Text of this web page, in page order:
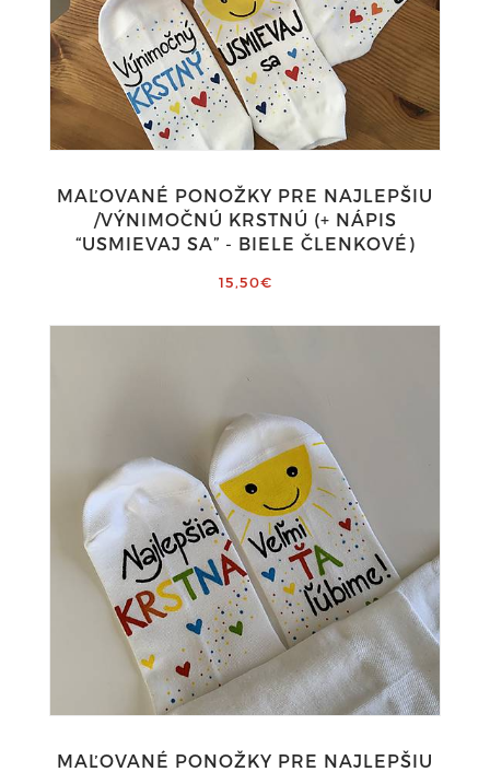
MAĽOVANÉ PONOŽKY PRE NAJLEPŠIU
/VÝNIMOČNÚ KRSTNÚ (+ NÁPIS
“USMIEVAJ SA” - BIELE ČLENKOVÉ)
15,50€
MAĽOVANÉ PONOŽKY PRE NAJLEPŠIU